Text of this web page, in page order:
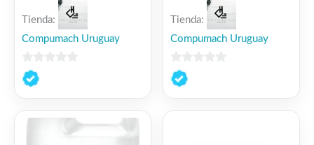
Tienda:
Compumach Uruguay
0
de
Tienda:
Compumach Uruguay
0
de